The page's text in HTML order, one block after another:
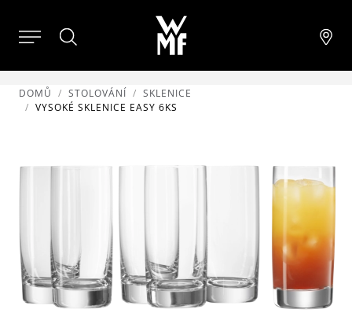
DOMŮ STOLOVÁNÍ
SKLENICE
VYSOKÉ SKLENICE EASY 6KS